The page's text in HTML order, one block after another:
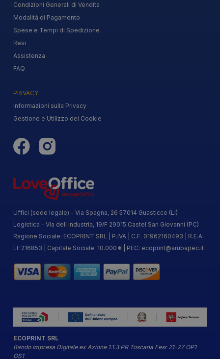
Condizioni Generali di Vendita
Modalità di Pagamento
Spese e Tempi di Spedizione
Resi
Assistenza
FAQ
PRIVACY
Informazioni sulla Privacy
Gestione e Utilizzo dei Cookie
Uffici (sede legale) - Via Spagna, 26 57014 Guasticce (LI)
Logistica - Via dell Industria, 19/F 29015 Castel San Giovanni (PC)
Ragione Sociale: ECOPRINT SRL | P.IVA | C.F. 01962160493 | R.E.A:
LI-216853 | Capitale Sociale: 10.000 € | PEC: ecoprint@arubapec.it
ECOPRINT SRL
Bando Impresa Digitale ex Azione 1.1.3 PR Toscana Fesr 21-27 OP1
OS1